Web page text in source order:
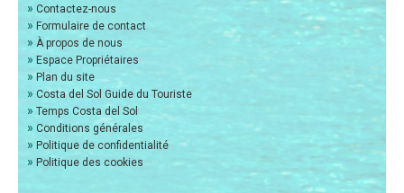
» Contactez-nous
» Formulaire de contact
» À propos de nous
» Espace Propriétaires
» Plan du site
» Costa del Sol Guide du Touriste
» Temps Costa del Sol
» Conditions générales
» Politique de confidentialité
» Politique des cookies